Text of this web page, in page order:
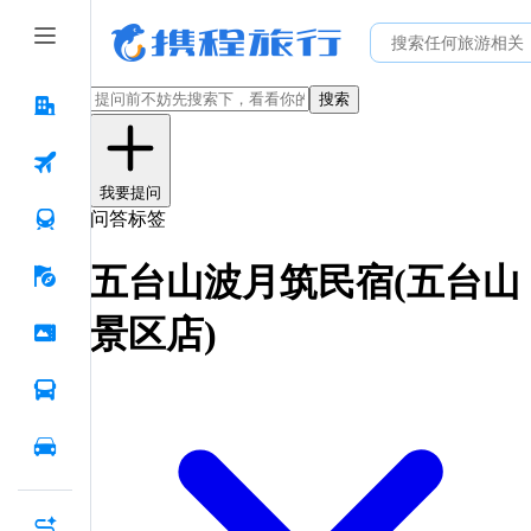
搜索
我要提问
问答标签
五台山波月筑民宿(五台山
景区店)